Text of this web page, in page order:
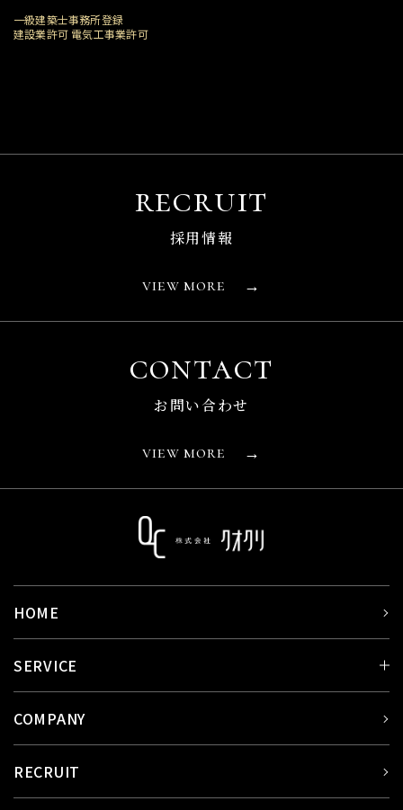
一級建築士事務所登録
建設業許可 電気工事業許可
recruit
採用情報
view more →
contact
お問い合わせ
view more →
HOME
SERVICE
COMPANY
RECRUIT